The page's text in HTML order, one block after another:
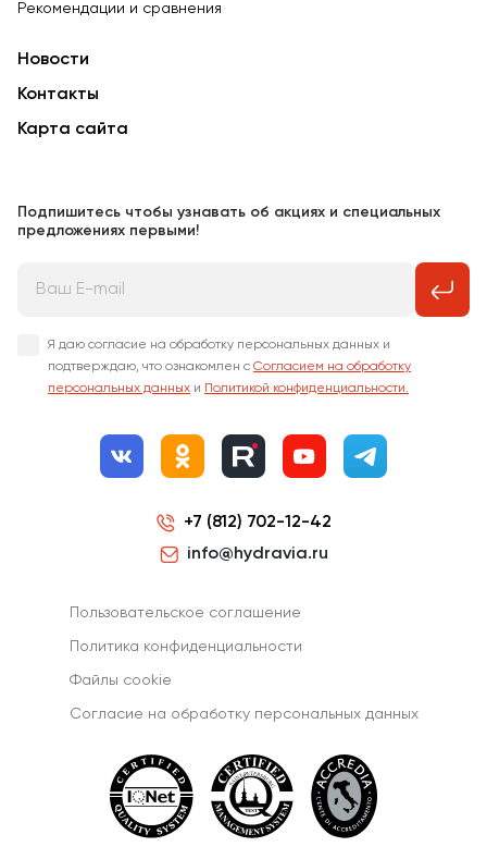
Рекомендации и сравнения
Новости
Контакты
Карта сайта
Подпишитесь чтобы узнавать об акциях и специальных
предложениях первыми!
Я даю согласие на обработку персональных данных и
подтверждаю, что ознакомлен с Согласием на обработку
персональных данных и Политикой конфиденциальности.
+7 (812) 702-12-42
info@hydravia.ru
Пользовательское соглашение
Политика конфиденциальности
Файлы cookie
Согласиe на обработку персональных данных